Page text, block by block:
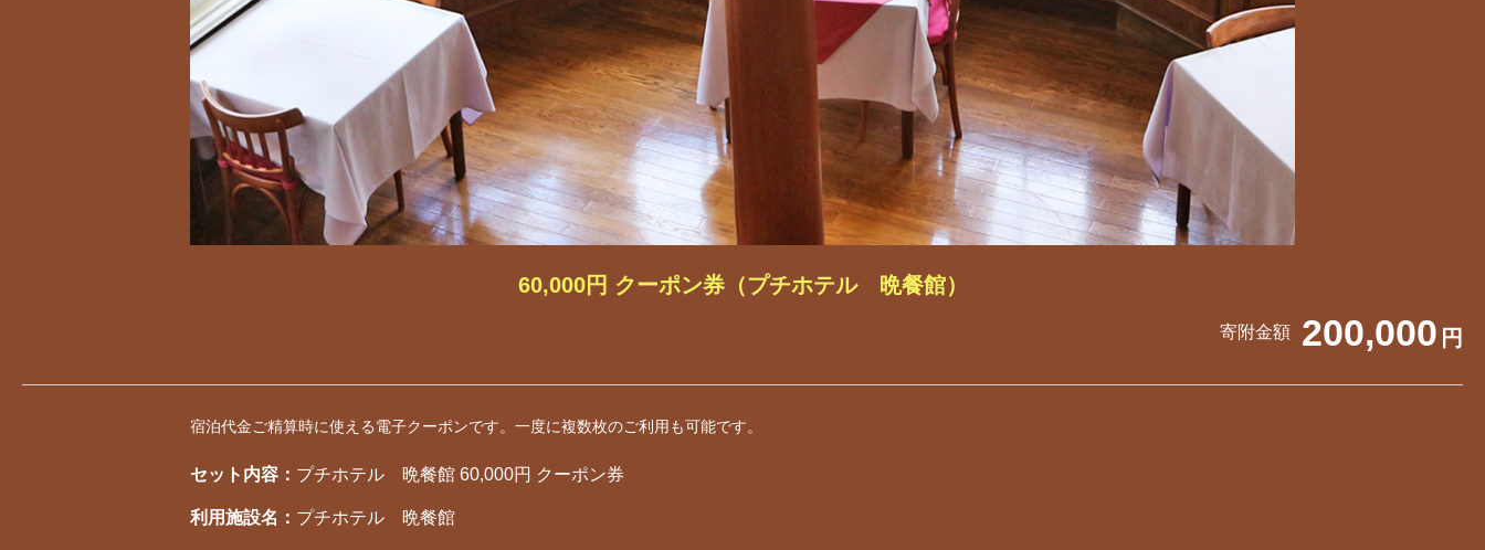
60,000円 クーポン券（プチホテル 晩餐館）
寄附金額 200,000 円
宿泊代金ご精算時に使える電子クーポンです。一度に複数枚のご利用も可能です。
セット内容： プチホテル 晩餐館 60,000円 クーポン券
利用施設名： プチホテル 晩餐館